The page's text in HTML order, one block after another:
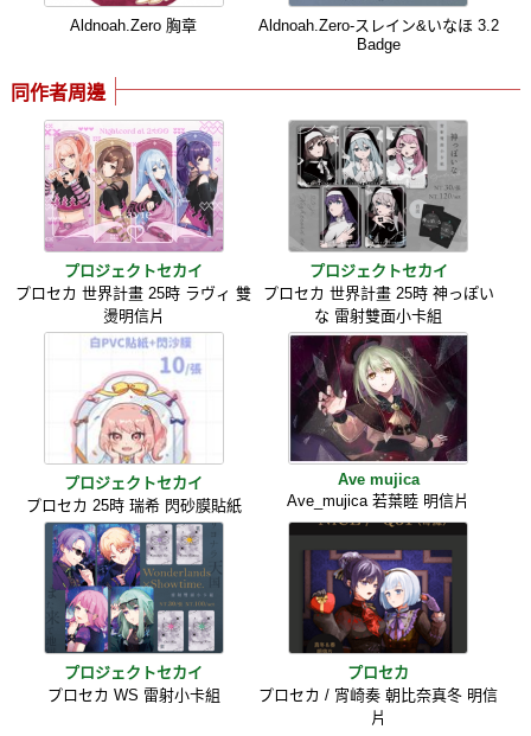
Aldnoah.Zero 胸章
Aldnoah.Zero-スレイン&いなほ 3.2
Badge
同作者周邊
プロジェクトセカイ
プロセカ 世界計畫 25時 ラヴィ 雙
燙明信片
プロジェクトセカイ
プロセカ 世界計畫 25時 神っぽい
な 雷射雙面小卡組
プロジェクトセカイ
プロセカ 25時 瑞希 閃砂膜貼紙
Ave mujica
Ave_mujica 若葉睦 明信片
プロジェクトセカイ
プロセカ WS 雷射小卡組
プロセカ
プロセカ / 宵崎奏 朝比奈真冬 明信
片